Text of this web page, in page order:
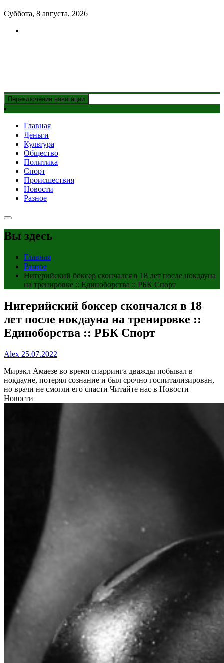
Суббота, 8 августа, 2026
Переключение навигации
Главная
Деньги
Культура
Общество
Политика
Спорт
Происшествия
Новости
Разное
Вы здесь
Главная
Разное
Нигерийский боксер скончался в 18 лет после нокдауна
на тренировке :: Единоборства :: РБК Спорт
Нигерийский боксер скончался в 18
лет после нокдауна на тренировке ::
Единоборства :: РБК Спорт
Alex 25.07.2022
Мирэкл Амаезе во время спарринга дважды побывал в
нокдауне, потерял сознание и был срочно госпитализирован,
но врачи не смогли его спасти Читайте нас в Новости
Новости